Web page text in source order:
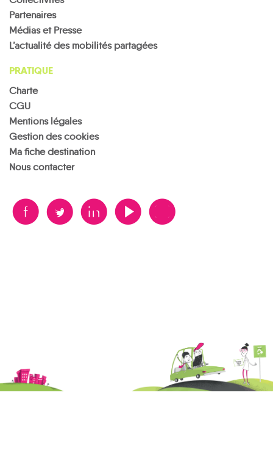
Partenaires
Médias et Presse
L’actualité des mobilités partagées
PRATIQUE
Charte
CGU
Mentions légales
Gestion des cookies
Ma fiche destination
Nous contacter
B A D F V